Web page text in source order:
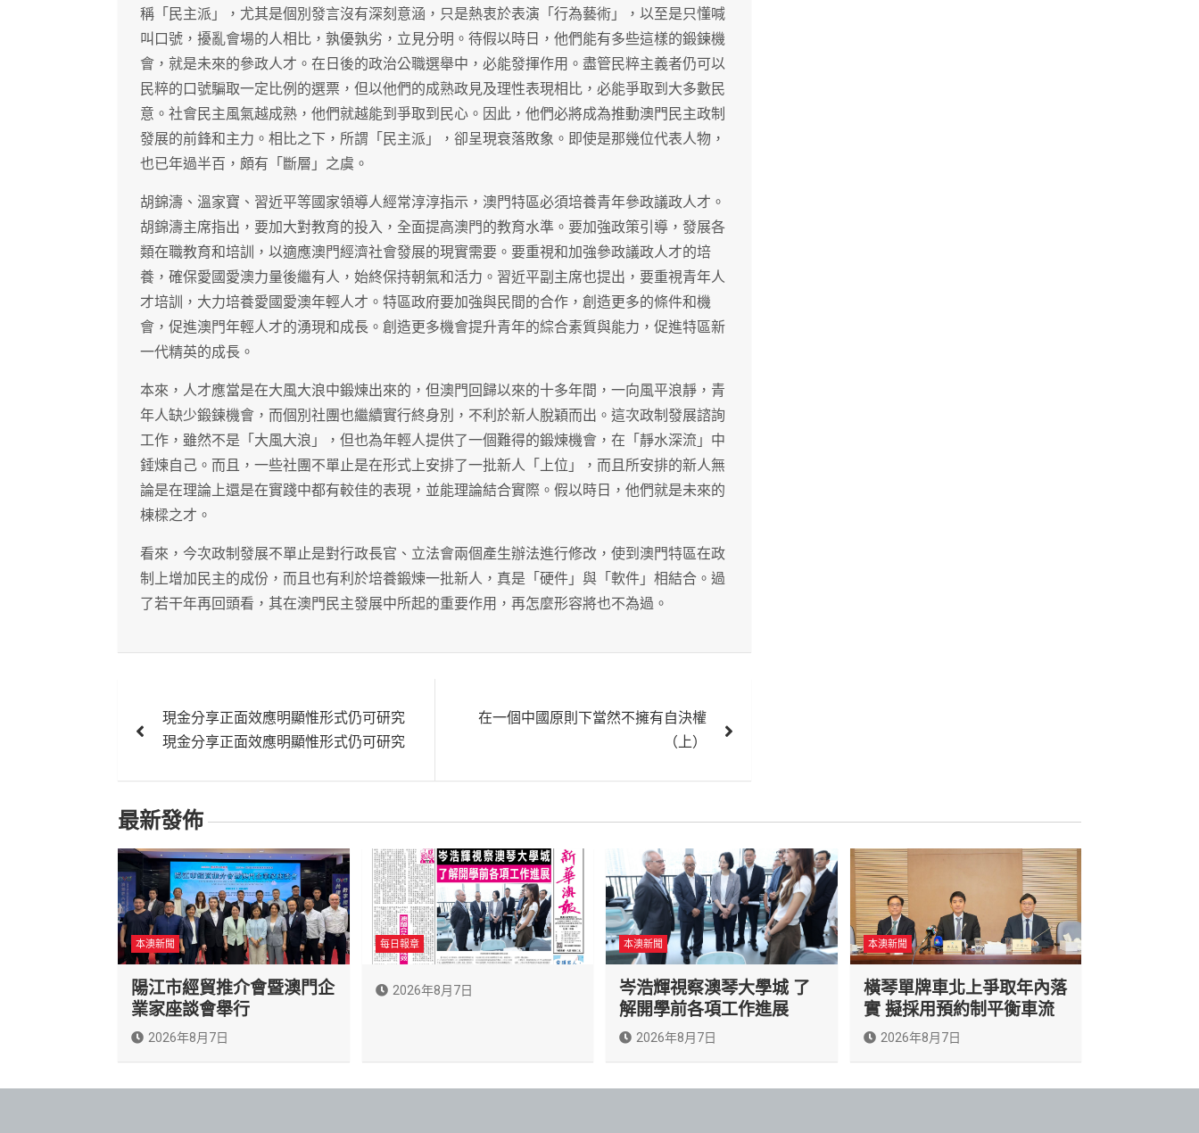
稱「民主派」，尤其是個別發言沒有深刻意涵，只是熱衷於表演「行為藝術」，以至是只懂喊
叫口號，擾亂會場的人相比，孰優孰劣，立見分明。待假以時日，他們能有多些這樣的鍛鍊機
會，就是未來的參政人才。在日後的政治公職選舉中，必能發揮作用。盡管民粹主義者仍可以
民粹的口號騙取一定比例的選票，但以他們的成熟政見及理性表現相比，必能爭取到大多數民
意。社會民主風氣越成熟，他們就越能到爭取到民心。因此，他們必將成為推動澳門民主政制
發展的前鋒和主力。相比之下，所謂「民主派」，卻呈現衰落敗象。即使是那幾位代表人物，
也已年過半百，頗有「斷層」之虞。
胡錦濤、溫家寶、習近平等國家領導人經常淳淳指示，澳門特區必須培養青年參政議政人才。
胡錦濤主席指出，要加大對教育的投入，全面提高澳門的教育水準。要加強政策引導，發展各
類在職教育和培訓，以適應澳門經濟社會發展的現實需要。要重視和加強參政議政人才的培
養，確保愛國愛澳力量後繼有人，始終保持朝氣和活力。習近平副主席也提出，要重視青年人
才培訓，大力培養愛國愛澳年輕人才。特區政府要加強與民間的合作，創造更多的條件和機
會，促進澳門年輕人才的湧現和成長。創造更多機會提升青年的綜合素質與能力，促進特區新
一代精英的成長。
本來，人才應當是在大風大浪中鍛煉出來的，但澳門回歸以來的十多年間，一向風平浪靜，青
年人缺少鍛鍊機會，而個別社團也繼續實行終身別，不利於新人脫穎而出。這次政制發展諮詢
工作，雖然不是「大風大浪」，但也為年輕人提供了一個難得的鍛煉機會，在「靜水深流」中
錘煉自己。而且，一些社團不單止是在形式上安排了一批新人「上位」，而且所安排的新人無
論是在理論上還是在實踐中都有較佳的表現，並能理論結合實際。假以時日，他們就是未來的
棟樑之才。
看來，今次政制發展不單止是對行政長官、立法會兩個產生辦法進行修改，使到澳門特區在政
制上增加民主的成份，而且也有利於培養鍛煉一批新人，真是「硬件」與「軟件」相結合。過
了若干年再回頭看，其在澳門民主發展中所起的重要作用，再怎麼形容將也不為過。
章
覽
現金分享正面效應明顯惟形式仍可研究
現金分享正面效應明顯惟形式仍可研究
在一個中國原則下當然不擁有自決權
（上）
最新發佈
本澳新聞
陽江市經貿推介會暨澳門企
業家座談會舉行
2026年8月7日
每日報章
2026年8月7日
本澳新聞
岑浩輝視察澳琴大學城 了
解開學前各項工作進展
2026年8月7日
本澳新聞
橫琴單牌車北上爭取年內落
實 擬採用預約制平衡車流
2026年8月7日